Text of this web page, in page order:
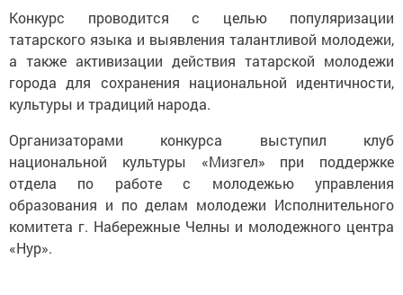
Конкурс проводится с целью популяризации
татарского языка и выявления талантливой молодежи,
а также активизации действия татарской молодежи
города для сохранения национальной идентичности,
культуры и традиций народа.
Организаторами конкурса выступил клуб
национальной культуры «Мизгел» при поддержке
отдела по работе с молодежью управления
образования и по делам молодежи Исполнительного
комитета г. Набережные Челны и молодежного центра
«Нур».